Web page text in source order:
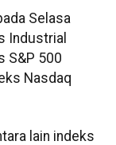
Selasa
Industrial
S&P 500
Nasdaq
lain indeks